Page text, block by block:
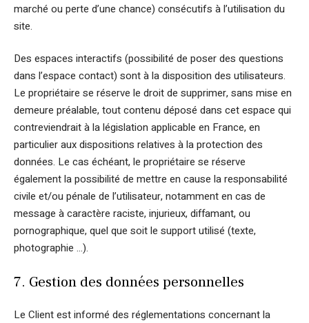
marché ou perte d’une chance) consécutifs à l’utilisation du
site.
Des espaces interactifs (possibilité de poser des questions
dans l’espace contact) sont à la disposition des utilisateurs.
Le propriétaire se réserve le droit de supprimer, sans mise en
demeure préalable, tout contenu déposé dans cet espace qui
contreviendrait à la législation applicable en France, en
particulier aux dispositions relatives à la protection des
données. Le cas échéant, le propriétaire se réserve
également la possibilité de mettre en cause la responsabilité
civile et/ou pénale de l’utilisateur, notamment en cas de
message à caractère raciste, injurieux, diffamant, ou
pornographique, quel que soit le support utilisé (texte,
photographie …).
7. Gestion des données personnelles
Le Client est informé des réglementations concernant la